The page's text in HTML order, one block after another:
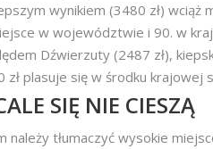
wynikiem (3480 zł) wciąż
w województwie i 90. w
Dźwierzuty (2487 zł),
zł plasuje się w środku krajowej
SIĘ NIE CIESZĄ
należy tłumaczyć wysokie